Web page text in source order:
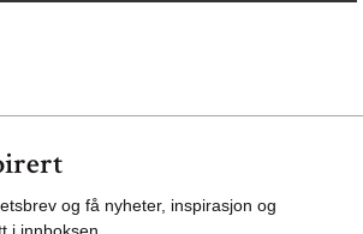
og få nyheter, inspirasjon og